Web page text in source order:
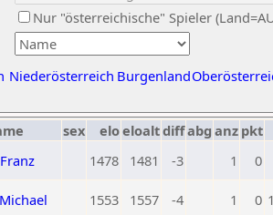
Nur "österreichische" Spieler
Niederösterreich Burgenland
sex eloeloaltdiffabg anz pkt
1478 1481 -3 1 0
1553 1557 -4 1 0